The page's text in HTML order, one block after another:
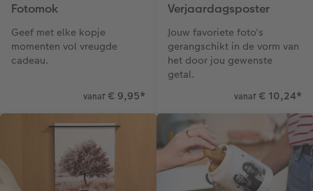
Fotomok
Geef met elke kopje
momenten vol vreugde
cadeau.
vanaf € 9,95*
Verjaardagsposter
Jouw favoriete foto's
gerangschikt in de vorm van
het door jou gewenste
getal.
vanaf € 10,24*